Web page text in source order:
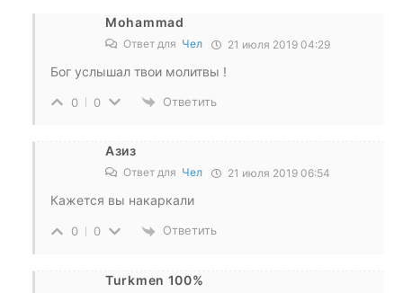
Mohammad
Ответ для Чел 21 июля 2019 04:29
Бог услышал твои молитвы !
0 0 Ответить
Азиз
Ответ для Чел 21 июля 2019 06:54
Кажется вы накаркали
0 0 Ответить
Turkmen 100%